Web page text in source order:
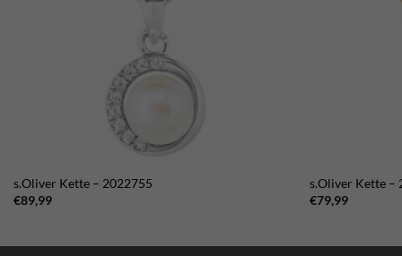
s.Oliver Kette – 2022755
€89,99
s.Oliver Kette –
€79,99